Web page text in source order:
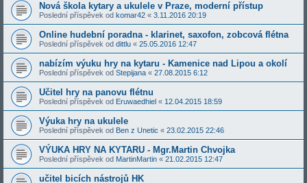
Nová škola kytary a ukulele v Praze, moderní přístup
Poslední příspěvek od komar42 « 3.11.2016 20:19
Online hudební poradna - klarinet, saxofon, zobcová flétna
Poslední příspěvek od dittlu « 25.05.2016 12:47
nabízím výuku hry na kytaru - Kamenice nad Lipou a okolí
Poslední příspěvek od Stepijana « 27.08.2015 6:12
Učitel hry na panovu flétnu
Poslední příspěvek od Eruwaedhiel « 12.04.2015 18:59
Výuka hry na ukulele
Poslední příspěvek od Ben z Unetic « 23.02.2015 22:46
VÝUKA HRY NA KYTARU - Mgr.Martin Chvojka
Poslední příspěvek od MartinMartin « 21.02.2015 12:47
učitel bicích nástrojů HK